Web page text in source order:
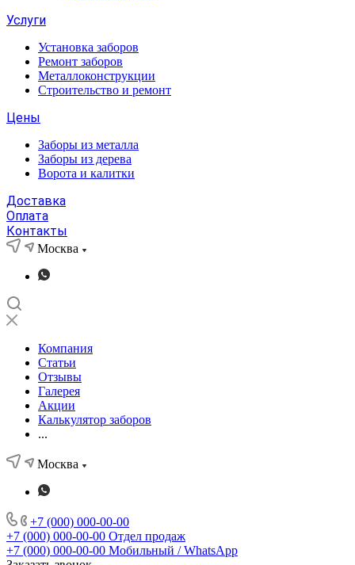
Услуги
Установка заборов
Ремонт заборов
Металлоконструкции
Строительство и ремонт
Цены
Заборы из металла
Заборы из дерева
Ворота и калитки
Доставка
Оплата
Контакты
Москва
Компания
Статьи
Отзывы
Галерея
Акции
Калькулятор заборов
...
Москва
+7 (000) 000-00-00
+7 (000) 000-00-00 Отдел продаж
+7 (000) 000-00-00 Мобильный / WhatsApp